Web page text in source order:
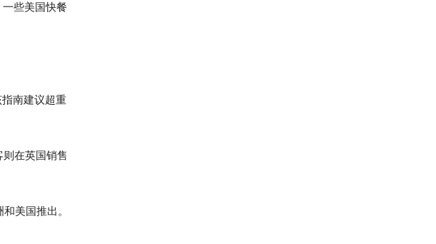
些美国快餐
南建议超重
在英国销售
美国推出。